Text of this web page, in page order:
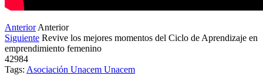
Anterior Anterior
Siguiente Revive los mejores momentos del Ciclo de Aprendizaje en
emprendimiento femenino
42984
Tags: Asociación Unacem Unacem